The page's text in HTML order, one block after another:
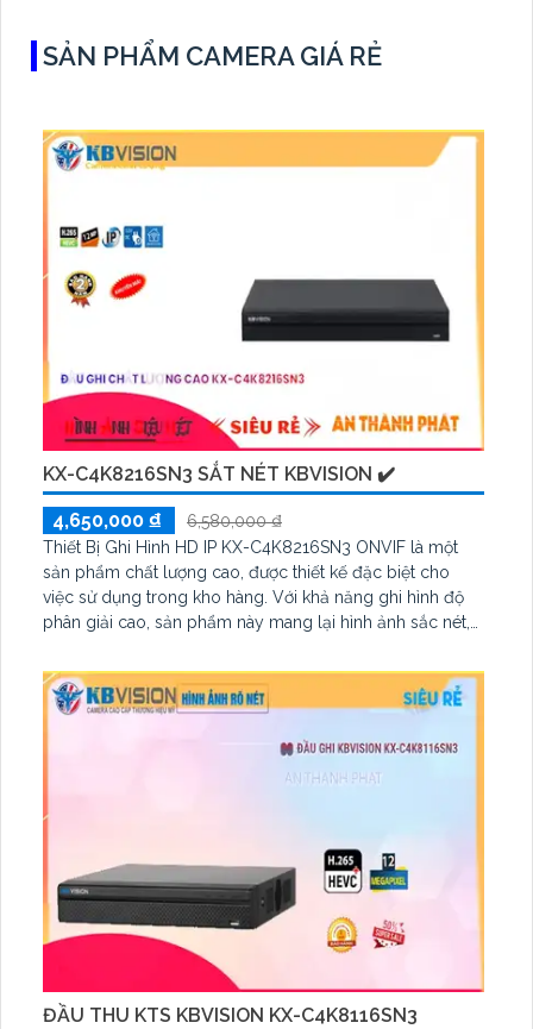
SẢN PHẨM CAMERA GIÁ RẺ
KX-C4K8216SN3 SẮT NÉT KBVISION ✔️
4,650,000 ₫
6,580,000 ₫
Thiết Bị Ghi Hình HD IP KX-C4K8216SN3 ONVIF là một
sản phẩm chất lượng cao, được thiết kế đặc biệt cho
việc sử dụng trong kho hàng. Với khả năng ghi hình độ
phân giải cao, sản phẩm này mang lại hình ảnh sắc nét,
Thiết bị này cũng được trang bị hai ổ cứng, giúp lưu trữ
dữ liệu một cách dễ dàng
ĐẦU THU KTS KBVISION KX-C4K8116SN3